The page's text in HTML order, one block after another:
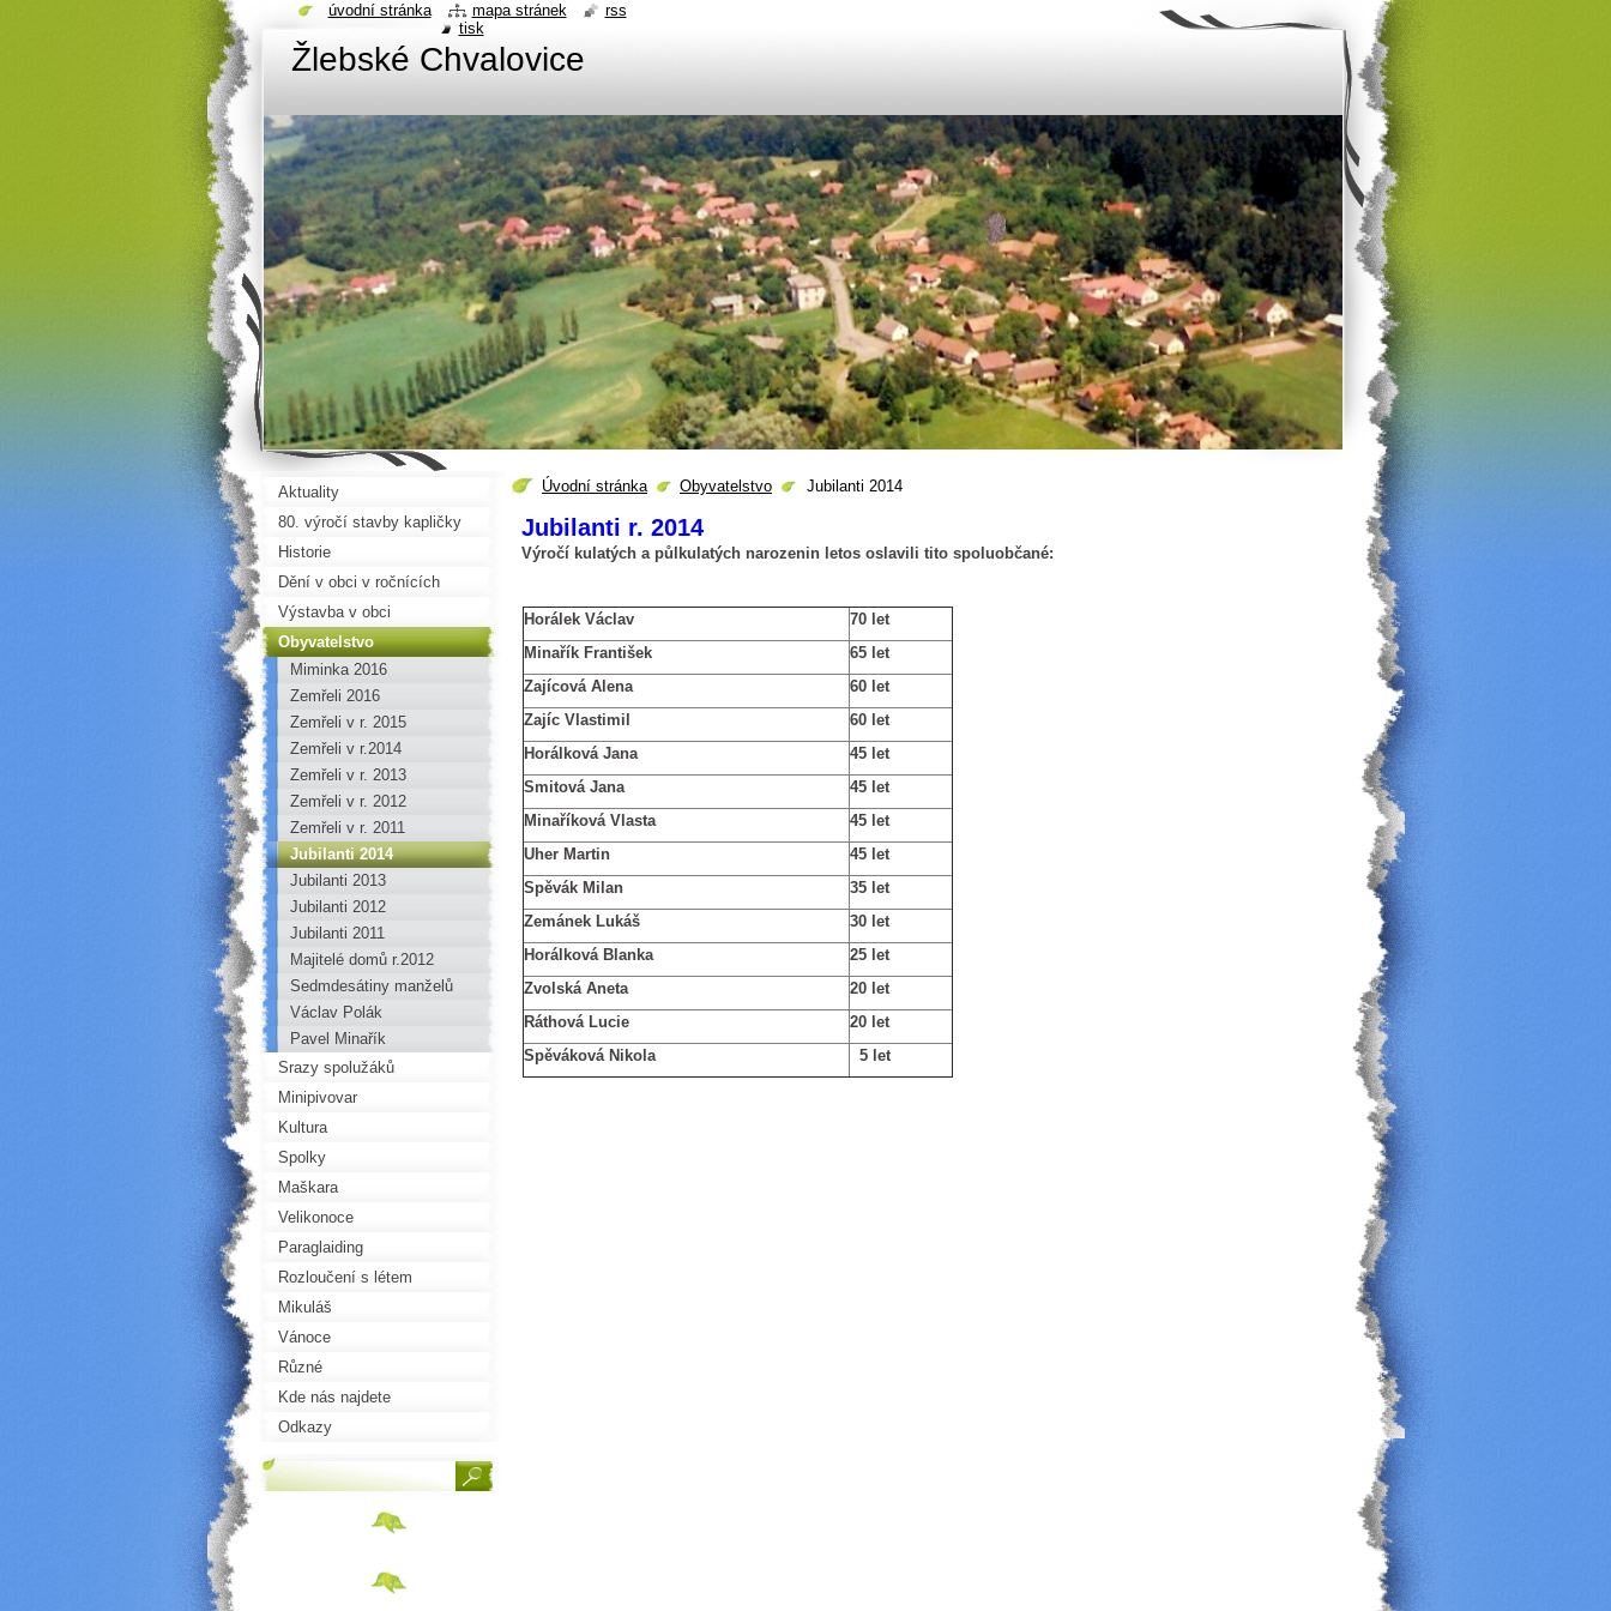
Žlebské Chvalovice
Úvodní stránka Obyvatelstvo Jubilanti 2014
Jubilanti r. 2014
Výročí kulatých a půlkulatých narozenin letos oslavili tito spoluobčané:
Horálek Václav
70 let
Minařík František
65 let
Zajícová Alena
60 let
Zajíc Vlastimil
60 let
Horálková Jana
45 let
Smitová Jana
45 let
Minaříková Vlasta
45 let
Uher Martin
45 let
Spěvák Milan
35 let
Zemánek Lukáš
30 let
Horálková Blanka
25 let
Zvolská Aneta
20 let
Ráthová Lucie
20 let
Spěváková Nikola
5 let
Aktuality
80. výročí stavby kapličky
Historie
Dění v obci v ročnících
Výstavba v obci
Obyvatelstvo
Miminka 2016
Zemřeli 2016
Zemřeli v r. 2015
Zemřeli v r.2014
Zemřeli v r. 2013
Zemřeli v r. 2012
Zemřeli v r. 2011
Jubilanti 2014
Jubilanti 2013
Jubilanti 2012
Jubilanti 2011
Majitelé domů r.2012
Sedmdesátiny manželů
Vamberských
Václav Polák
Pavel Minařík
Srazy spolužáků
Minipivovar
Kultura
Spolky
Maškara
Velikonoce
Paraglaiding
Rozloučení s létem
Mikuláš
Vánoce
Různé
Kde nás najdete
Odkazy
úvodní stránka mapa stránek
rss
tisk